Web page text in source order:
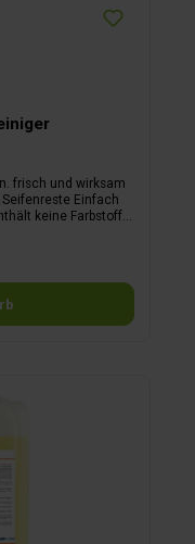
Einfach
keine Farbstoffe,
ideal, wenn Sie sich
engem Raum leider
von Solbio
sodass Sie im
Frische genießen